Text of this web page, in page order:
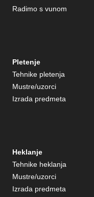
Radimo s vunom
Pletenje
Tehnike pletenja
Mustre/uzorci
Izrada predmeta
Heklanje
Tehnike heklanja
Mustre/uzorci
Izrada predmeta